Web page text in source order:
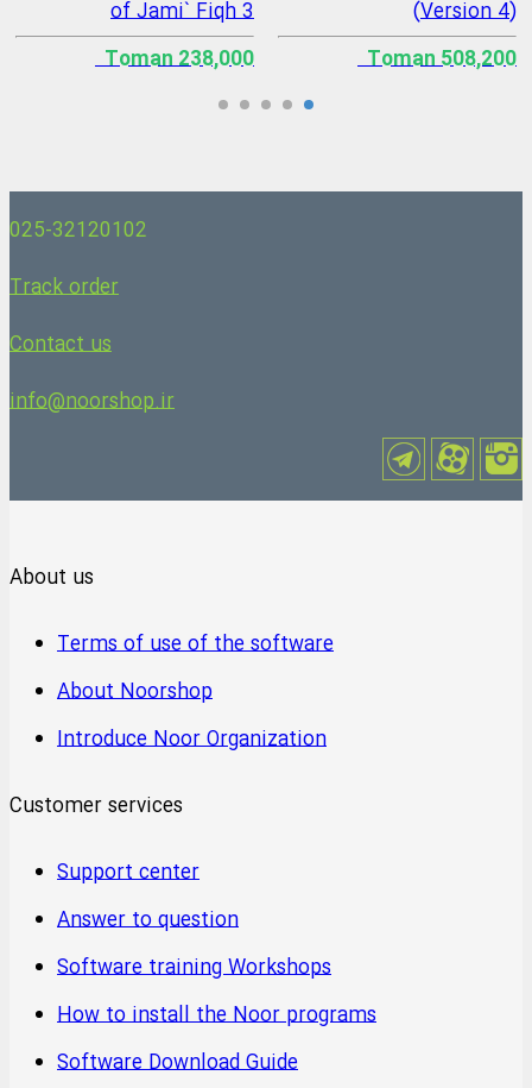
(Version 4)
508,200 Toman
of Jami` Fiqh 3
238,000 Toman
025-32120102
Track order
Contact us
info@noorshop.ir
About us
Terms of use of the software
About Noorshop
Introduce Noor Organization
Customer services
Support center
Answer to question
Software training Workshops
How to install the Noor programs
Software Download Guide